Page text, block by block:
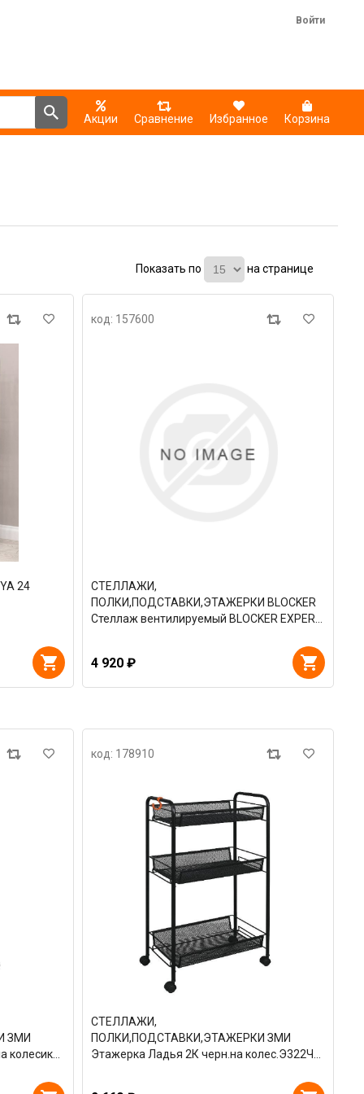
Войти
Акции Сравнение Избранное Корзина
Показать по на странице
24
код: 157600
СТЕЛЛАЖИ,
ПОЛКИ,ПОДСТАВКИ,ЭТАЖЕРКИ BLOCKER
Стеллаж вентилируемый BLOCKER EXPERT
4 920 ₽
ЗМИ
код: 178910
СТЕЛЛАЖИ,
ПОЛКИ,ПОДСТАВКИ,ЭТАЖЕРКИ ЗМИ
Этажерка Ладья 2К черн.на колес.Э322Ч